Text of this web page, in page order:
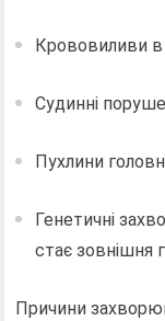
Крововиливи
Судинні
Пухлини
Генетичні
стає зовнішня
Причини